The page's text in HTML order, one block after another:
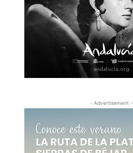
- Advertisement -